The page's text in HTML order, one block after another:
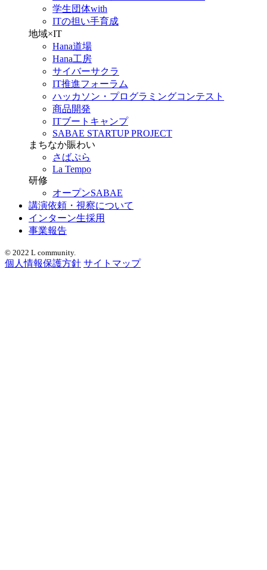
学生団体with
ITの担い手育成
地域×IT
Hana道場
Hana工房
サイバーサクラ
IT推進フォーラム
ハッカソン・プログラミングコンテスト
商品開発
ITブートキャンプ
SABAE STARTUP PROJECT
まちなか賑わい
さばぷら
La Tempo
研修
オープンSABAE
講演依頼・視察について
インターン生採用
事業報告
© 2022 L community.
個人情報保護方針 サイトマップ